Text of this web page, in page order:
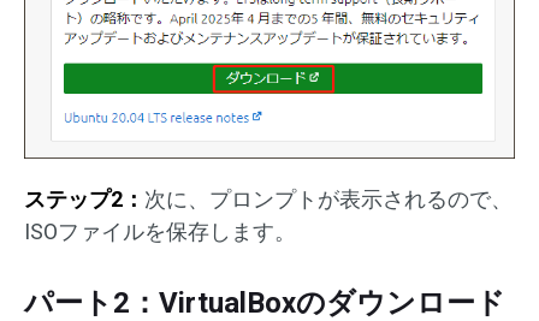
ステップ2： 次に、プロンプトが表示されるので、
ISOファイルを保存します。
パート2：VirtualBoxのダウンロード